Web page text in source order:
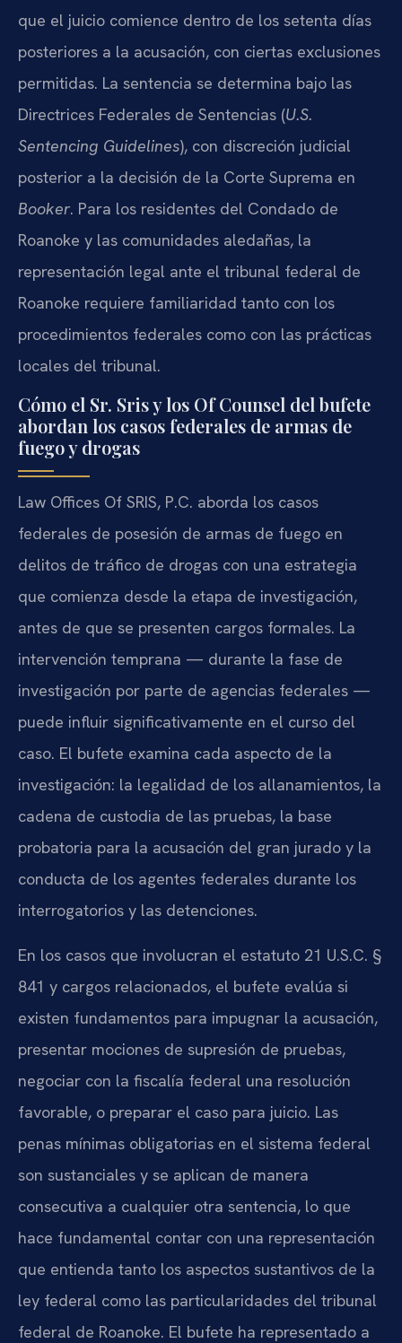
que el juicio comience dentro de los setenta días
posteriores a la acusación, con ciertas exclusiones
permitidas. La sentencia se determina bajo las
Directrices Federales de Sentencias (U.S.
Sentencing Guidelines), con discreción judicial
posterior a la decisión de la Corte Suprema en
Booker. Para los residentes del Condado de
Roanoke y las comunidades aledañas, la
representación legal ante el tribunal federal de
Roanoke requiere familiaridad tanto con los
procedimientos federales como con las prácticas
locales del tribunal.
Cómo el Sr. Sris y los Of Counsel del bufete
abordan los casos federales de armas de
fuego y drogas
Law Offices Of SRIS, P.C. aborda los casos
federales de posesión de armas de fuego en
delitos de tráfico de drogas con una estrategia
que comienza desde la etapa de investigación,
antes de que se presenten cargos formales. La
intervención temprana — durante la fase de
investigación por parte de agencias federales —
puede influir significativamente en el curso del
caso. El bufete examina cada aspecto de la
investigación: la legalidad de los allanamientos, la
cadena de custodia de las pruebas, la base
probatoria para la acusación del gran jurado y la
conducta de los agentes federales durante los
interrogatorios y las detenciones.
En los casos que involucran el estatuto 21 U.S.C. §
841 y cargos relacionados, el bufete evalúa si
existen fundamentos para impugnar la acusación,
presentar mociones de supresión de pruebas,
negociar con la fiscalía federal una resolución
favorable, o preparar el caso para juicio. Las
penas mínimas obligatorias en el sistema federal
son sustanciales y se aplican de manera
consecutiva a cualquier otra sentencia, lo que
hace fundamental contar con una representación
que entienda tanto los aspectos sustantivos de la
ley federal como las particularidades del tribunal
federal de Roanoke. El bufete ha representado a